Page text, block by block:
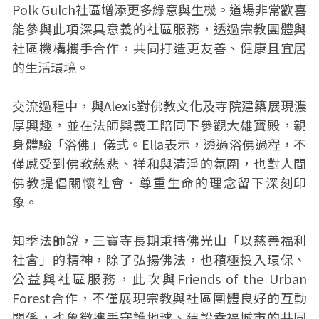
Polk Gulch社區增添更多綠意與生機。道場非常歡喜
能參與此項深具意義的社區服務，透過宗教團體與
社區機構攜手合作，共同打造更友善、健康且宜居
的生活環境。
交流過程中，與Alexis對佛教文化及寺院建築展現濃
厚興趣，並在法師與義工陪同下參觀大雄寶殿，親
身體驗「浴佛」儀式。Ella表示，透過浴佛過程，不
僅感受到佛教慈悲、祥和與清淨的氛圍，也對人間
佛教提倡關懷社會、尊重生命的理念留下深刻印
象。
知季法師說，三寶寺長期秉持佛光山「以慈善福利
社會」的精神，除了弘揚佛法，也積極投入環保、
公益與社區服務，此次與Friends of the Urban
Forest合作，不僅展現宗教與社區團體良好的互動